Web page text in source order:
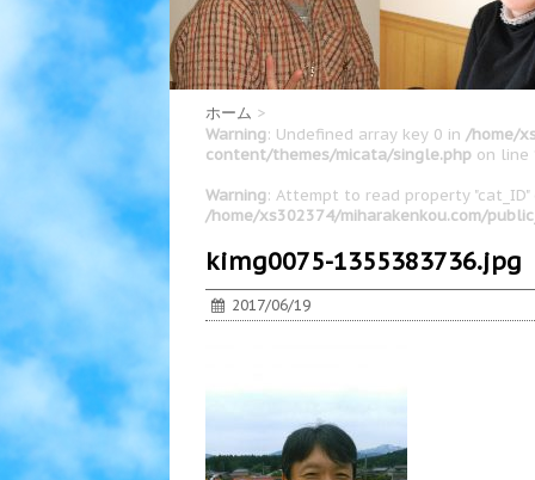
ホーム >
Warning: Undefined array key 0 in /home/
content/themes/micata/single.php on line
Warning: Attempt to read property
/home/xs302374/miharakenkou.com/
kimg0075-1355383736.jpg
2017/06/19